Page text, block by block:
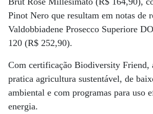
Pinot Nero que resultam em notas de
Valdobbiadene Prosecco Superiore
120 (R$ 252,90).
Com certificação Biodiversity Friend,
pratica agricultura sustentável, de
ambiental e com programas para uso
energia.